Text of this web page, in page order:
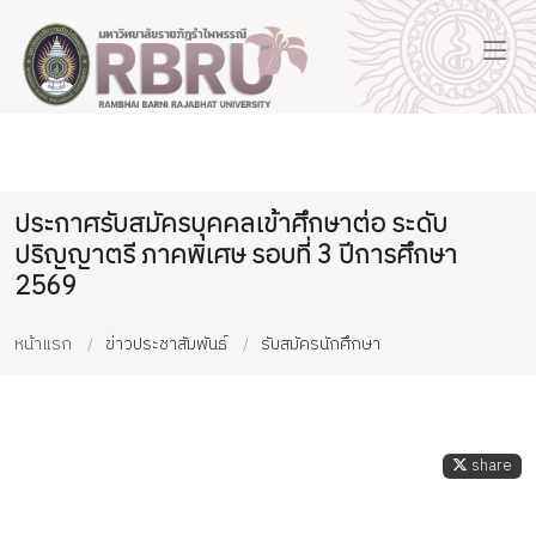
ประกาศรับสมัครบุคคลเข้าศึกษาต่อ ระดับ
ปริญญาตรี ภาคพิเศษ รอบที่ 3 ปีการศึกษา
2569
หน้าแรก ข่าวประชาสัมพันธ์ รับสมัครนักศึกษา
share